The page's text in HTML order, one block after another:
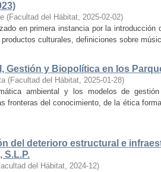
(Facultad del Hábitat, 2025-02-02)
en primera instancia por la
culturales, definiciones sobre
Gestión y Biopolítica en los
(Facultad del Hábitat, 2025-01-28)
ambiental y los modelos de
fronteras del conocimiento, de la ética
del deterioro estructural e
S.L.P.
del Hábitat, 2024-12)